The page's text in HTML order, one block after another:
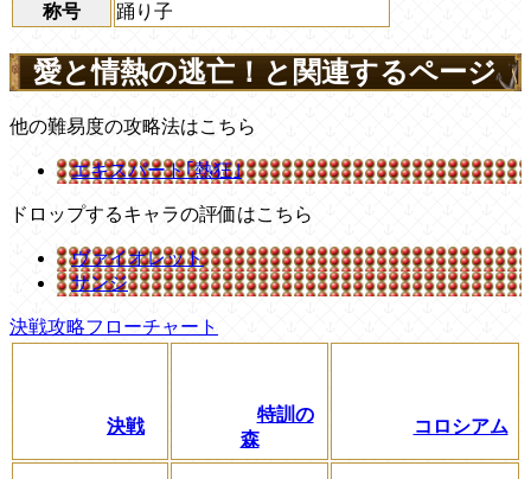
称号
踊り子
愛と情熱の逃亡！と関連するページ
他の難易度の攻略法はこちら
エキスパート｢熱狂｣
ドロップするキャラの評価はこちら
ヴァイオレット
サンジ
決戦攻略フローチャート
決戦
特訓の
森
コロシアム